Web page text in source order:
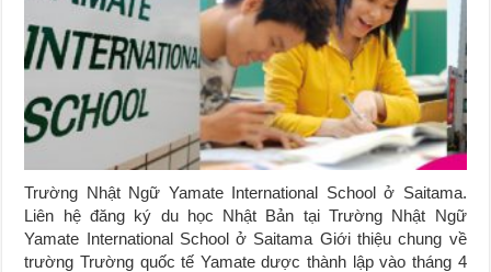
Trường Nhật Ngữ Yamate International School ở Saitama.
Liên hệ đăng ký du học Nhật Bản tại Trường Nhật Ngữ
Yamate International School ở Saitama Giới thiệu chung về
trường Trường quốc tế Yamate dược thành lập vào tháng 4